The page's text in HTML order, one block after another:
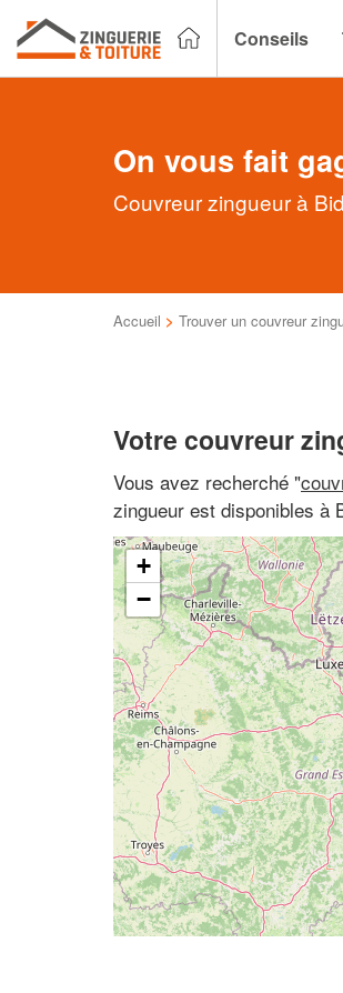
Conseils
On vous fait
Couvreur zingueur à
Accueil > Trouver un couvreur
Votre couvreur
Vous avez recherché "
zingueur est disponibles à
+
−